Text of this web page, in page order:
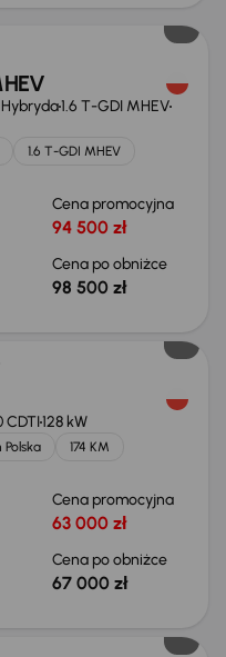
1.6 T-GDI MHEV
1.6 T-GDI MHEV
Cena promocyjna
94 500 zł
Cena po obniżce
98 500 zł
CDTI128 kW
Polska
174 KM
Cena promocyjna
63 000 zł
Cena po obniżce
67 000 zł